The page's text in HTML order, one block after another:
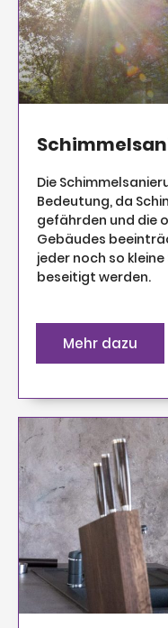
Die
Bedeutung, da
gefährden und die
Gebäudes
jeder noch so
beseitigt werden.
Mehr dazu